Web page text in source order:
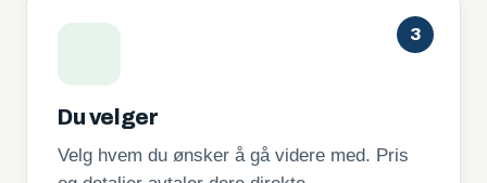
3
Du velger
Velg hvem du ønsker å gå videre med. Pris